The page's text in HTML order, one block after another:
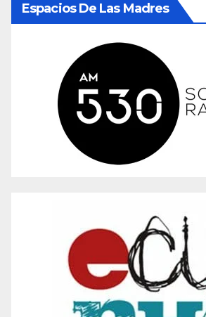
Espacios De Las Madres